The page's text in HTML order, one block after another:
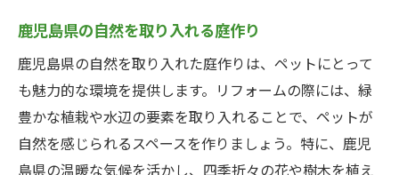
伝統とモダンが融合するペット用リフォー
ペットの安全を確保するための防犯対策
ペットとの共生を意識した間取りの工夫
鹿児島県の自然を取り入れる庭作り
鹿児島県の自然を取り入れた庭作りは、ペットにとって
も魅力的な環境を提供します。リフォームの際には、緑
豊かな植栽や水辺の要素を取り入れることで、ペットが
自然を感じられるスペースを作りましょう。特に、鹿児
島県の温暖な気候を活かし、四季折々の花や樹木を植え